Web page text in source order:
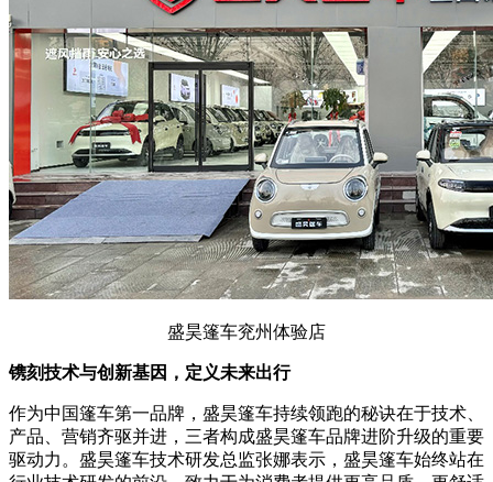
盛昊篷车兖州体验店
镌刻技术与创新基因，定义未来出行
作为中国篷车第一品牌，盛昊篷车持续领跑的秘诀在于技术、
产品、营销齐驱并进，三者构成盛昊篷车品牌进阶升级的重要
驱动力。盛昊篷车技术研发总监张娜表示，盛昊篷车始终站在